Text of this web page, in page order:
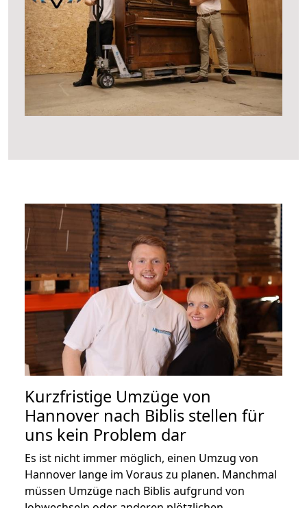
Kurzfristige Umzüge von
Hannover nach Biblis stellen für
uns kein Problem dar
Es ist nicht immer möglich, einen Umzug von
Hannover lange im Voraus zu planen. Manchmal
müssen Umzüge nach Biblis aufgrund von